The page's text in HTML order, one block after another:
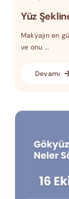
Yüz
Makyajın en
ve onu ...
Devamı